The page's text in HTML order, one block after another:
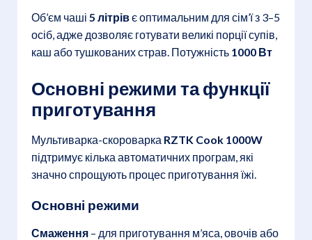
Об’єм чаші 5 літрівє оптимальним для сім’ї з 3–5
осіб, адже дозволяє готувати великі порції супів,
каш або тушкованих страв. Потужність 1000 Вт
Основні режими та функції
приготування
Мультиварка-скороварка RZTK Cook 1000W
підтримує кілька автоматичних програм, які
значно спрощують процес приготування їжі.
Основні режими
Смаження – для приготування м’яса, овочів або